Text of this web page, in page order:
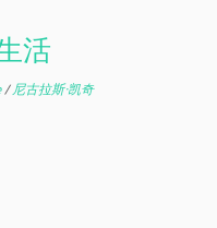
活
/尼古拉斯·凯奇